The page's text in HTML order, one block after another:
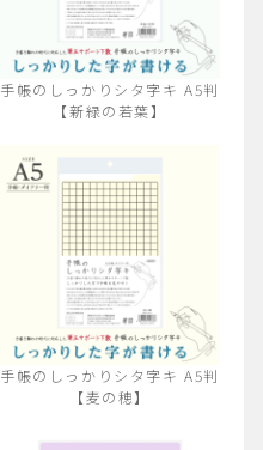
手帳のしっかりシタ字キ A5判
【新緑の若葉】
手帳のしっかりシタ字キ A5判
【麦の穂】